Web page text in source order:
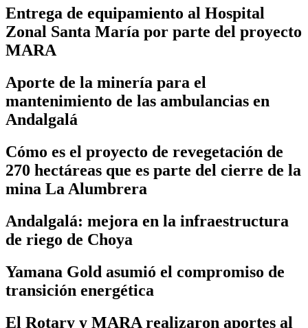
Entrega de equipamiento al Hospital
Zonal Santa María por parte del proyecto
MARA
Aporte de la minería para el
mantenimiento de las ambulancias en
Andalgalá
Cómo es el proyecto de revegetación de
270 hectáreas que es parte del cierre de la
mina La Alumbrera
Andalgalá: mejora en la infraestructura
de riego de Choya
Yamana Gold asumió el compromiso de
transición energética
El Rotary y MARA realizaron aportes al